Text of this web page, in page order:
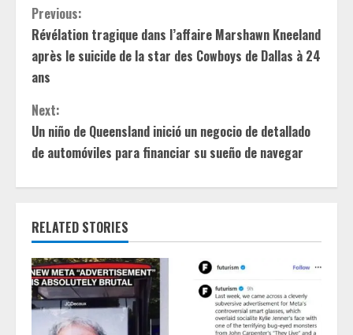
C
o
n
t
i
n
u
e
R
e
Previous:
Révélation tragique dans l’affaire Marshawn Kneeland
après le suicide de la star des Cowboys de Dallas à 24
ans
Next:
Un niño de Queensland inició un negocio de detallado
de automóviles para financiar su sueño de navegar
RELATED STORIES